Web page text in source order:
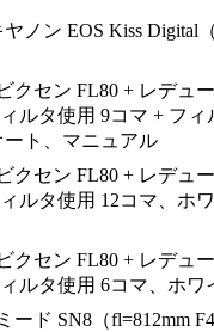
ヤノン EOS Kiss Digital
クセン FL80 + レデュ
ルタ使用 9コマ + フ
ト、マニュアル
クセン FL80 + レデュ
ルタ使用 12コマ、ホ
クセン FL80 + レデュ
ルタ使用 6コマ、ホワ
ード SN8（fl=812mm